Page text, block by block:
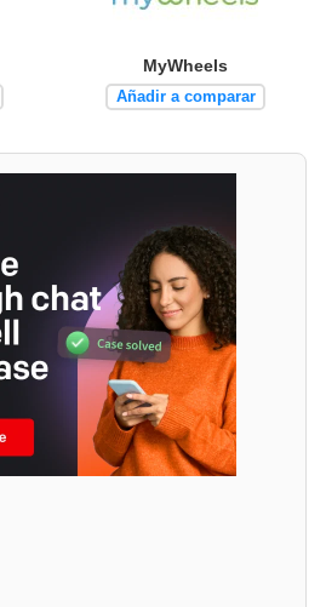
MyWheels
Añadir a comparar